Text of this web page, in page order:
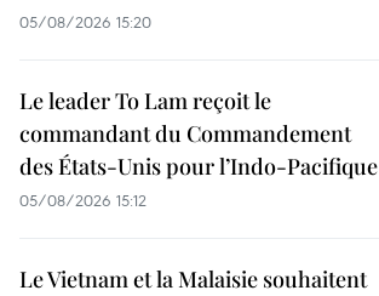
05/08/2026 15:20
Le leader To Lam reçoit le
commandant du Commandement
des États-Unis pour l’Indo-Pacifique
05/08/2026 15:12
Le Vietnam et la Malaisie souhaitent